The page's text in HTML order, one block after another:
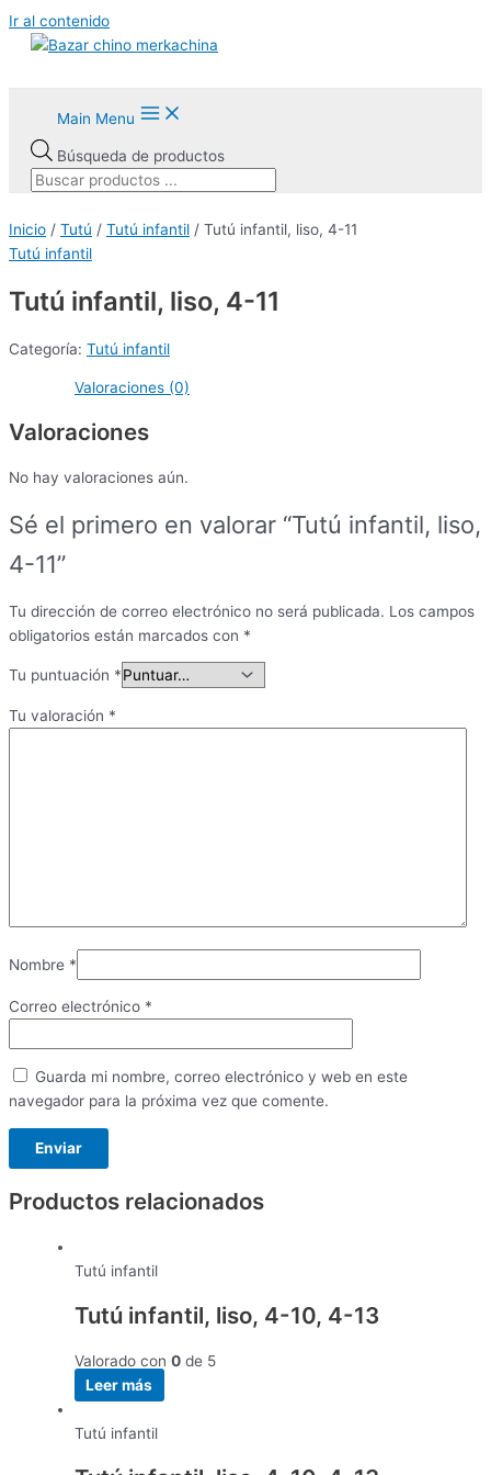
Ir al contenido
Main Menu
Búsqueda de productos
Inicio / Tutú / Tutú infantil / Tutú infantil, liso, 4-11
Tutú infantil
Tutú infantil, liso, 4-11
Categoría: Tutú infantil
Valoraciones (0)
Valoraciones
No hay valoraciones aún.
Sé el primero en valorar “Tutú infantil, liso,
4-11”
Tu dirección de correo electrónico no será publicada. Los campos
obligatorios están marcados con *
Tu puntuación *
Tu valoración *
Nombre *
Correo electrónico *
Guarda mi nombre, correo electrónico y web en este
navegador para la próxima vez que comente.
Productos relacionados
Tutú infantil
Tutú infantil, liso, 4-10, 4-13
Valorado con 0 de 5
Leer más
Tutú infantil